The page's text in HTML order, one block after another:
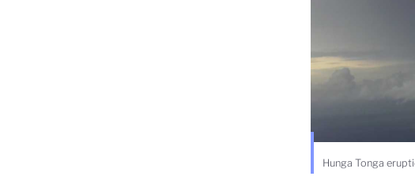
Hunga Tonga